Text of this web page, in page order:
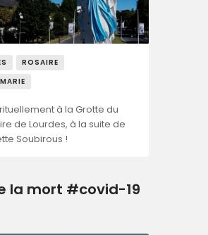
ROSAIRE
à la Grotte du
de Lourdes, à la suite de
Soubirous !
la mort #covid-19